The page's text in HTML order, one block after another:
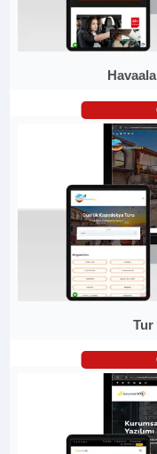
Tur